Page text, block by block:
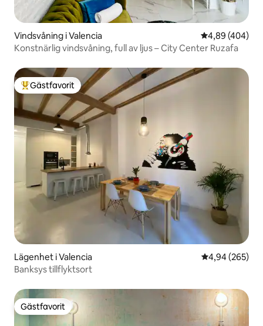
Vindsvåning i Valencia 4,89 av 5 i
4,89 (404)
Konstnärlig vindsvåning, full av ljus – City Center Ruzafa
Populär gästfavorit
Gästfavorit
Lägenhet i Valencia 4,94 av 5 i
4,94 (265)
Banksys tillflyktsort
Gästfavorit
Gästfavorit